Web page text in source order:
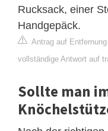
Rucksack, einer
Handgepäck.
Antrag auf
vollständige Antwort auf
Sollte man